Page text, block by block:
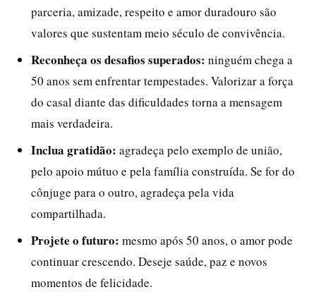
parceria, amizade, respeito e amor duradouro são
valores que sustentam meio século de convivência.
Reconheça os desafios superados: ninguém chega a
50 anos sem enfrentar tempestades. Valorizar a força
do casal diante das dificuldades torna a mensagem
mais verdadeira.
Inclua gratidão: agradeça pelo exemplo de união,
pelo apoio mútuo e pela família construída. Se for do
cônjuge para o outro, agradeça pela vida
compartilhada.
Projete o futuro: mesmo após 50 anos, o amor pode
continuar crescendo. Deseje saúde, paz e novos
momentos de felicidade.